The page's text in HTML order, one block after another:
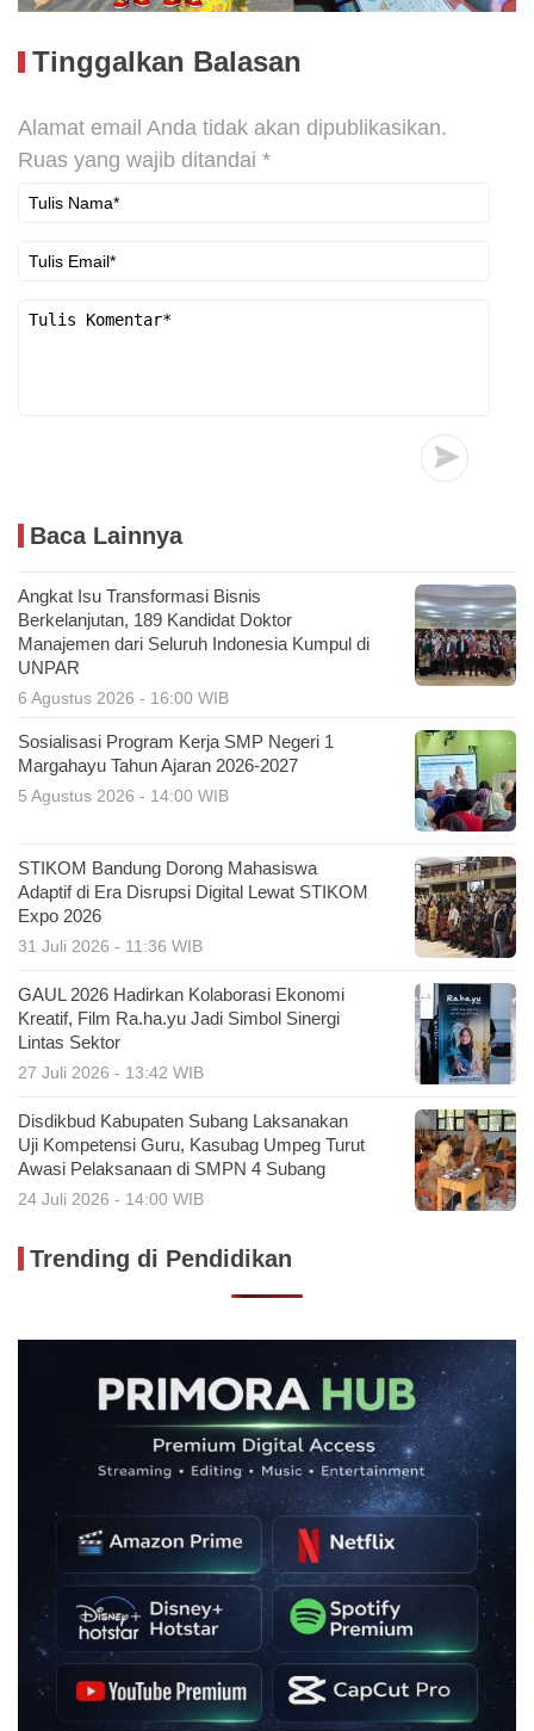
Tinggalkan Balasan
Alamat email Anda tidak akan dipublikasikan.
Ruas yang wajib ditandai *
Baca Lainnya
Angkat Isu Transformasi Bisnis
Berkelanjutan, 189 Kandidat Doktor
Manajemen dari Seluruh Indonesia Kumpul di
UNPAR
6 Agustus 2026 - 16:00 WIB
Sosialisasi Program Kerja SMP Negeri 1
Margahayu Tahun Ajaran 2026-2027
5 Agustus 2026 - 14:00 WIB
STIKOM Bandung Dorong Mahasiswa
Adaptif di Era Disrupsi Digital Lewat STIKOM
Expo 2026
31 Juli 2026 - 11:36 WIB
GAUL 2026 Hadirkan Kolaborasi Ekonomi
Kreatif, Film Ra.ha.yu Jadi Simbol Sinergi
Lintas Sektor
27 Juli 2026 - 13:42 WIB
Disdikbud Kabupaten Subang Laksanakan
Uji Kompetensi Guru, Kasubag Umpeg Turut
Awasi Pelaksanaan di SMPN 4 Subang
24 Juli 2026 - 14:00 WIB
Trending di Pendidikan